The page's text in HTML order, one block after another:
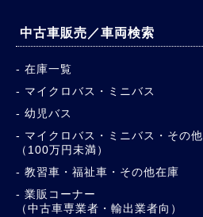
中古車販売／車両検索
在庫一覧
マイクロバス・ミニバス
幼児バス
マイクロバス・ミニバス・その他
（100万円未満）
教習車・福祉車・その他在庫
業販コーナー
（中古車専業者・輸出業者向）